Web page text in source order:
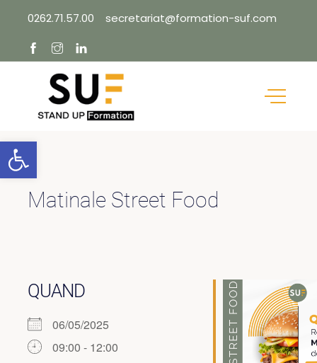
content
0262.71.57.00 secretariat@formation-suf.com
Matinale Street Food
QUAND
06/05/2025
09:00 - 12:00
Ouvrir la barre d’outils